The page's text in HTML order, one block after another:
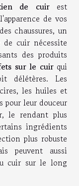
de cuirest
de vos
chaussures, un
de cuir nécessite
des produits
sur le cuirqui
délétères. Les
les huiles et
pour leur douceur
le rendant plus
ingrédients
plus robuste
peuvent aussi
cuir sur le long